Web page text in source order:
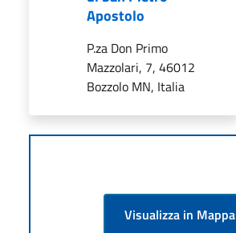
Apostolo
P.za Don Primo
Mazzolari, 7, 46012
Bozzolo MN, Italia
Visualizza in Mappa